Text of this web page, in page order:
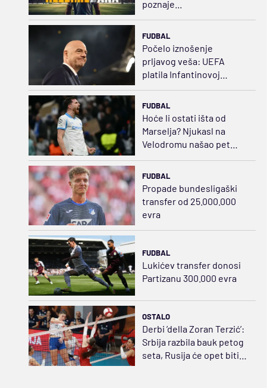
poznaje...
FUDBAL
Počelo iznošenje
prljavog veša: UEFA
platila Infantinovoj
FUDBAL
Hoće li ostati išta od
Marselja? Njukasl na
Velodromu našao pet
FUDBAL
Propade bundesligaški
transfer od 25.000.000
evra
FUDBAL
Lukićev transfer donosi
Partizanu 300.000 evra
OSTALO
Derbi ’della Zoran Terzić’:
Srbija razbila bauk petog
seta, Rusija će opet biti